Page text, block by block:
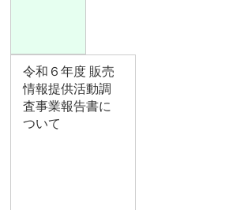
令和６年度 販売
情報提供活動調
査事業報告書に
ついて